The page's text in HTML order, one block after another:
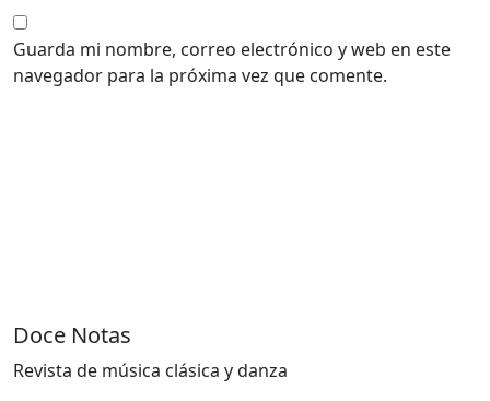
Guarda mi nombre, correo electrónico y web en este
navegador para la próxima vez que comente.
Doce Notas
Revista de música clásica y danza